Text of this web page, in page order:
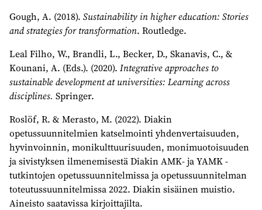
Gough, A. (2018). Sustainability in higher education: Stories
and strategies for transformation. Routledge.
Leal Filho, W., Brandli, L., Becker, D., Skanavis, C., &
Kounani, A. (Eds.). (2020). Integrative approaches to
sustainable development at universities: Learning across
disciplines. Springer.
Roslöf, R. & Merasto, M. (2022). Diakin
opetussuunnitelmien katselmointi yhdenvertaisuuden,
hyvinvoinnin, monikulttuurisuuden, monimuotoisuuden
ja sivistyksen ilmenemisestä Diakin AMK- ja YAMK -
tutkintojen opetussuunnitelmissa ja opetussuunnitelman
toteutussuunnitelmissa 2022. Diakin sisäinen muistio.
Aineisto saatavissa kirjoittajilta.